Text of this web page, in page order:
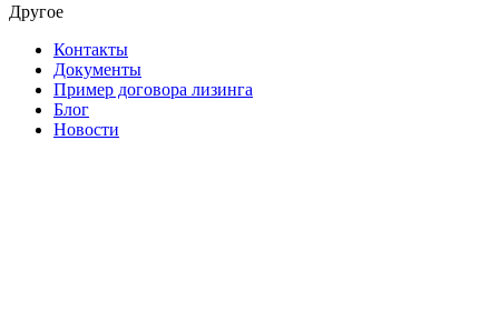
Другое
Контакты
Документы
Пример договора лизинга
Блог
Новости